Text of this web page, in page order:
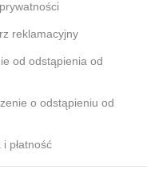
reklamacyjny
od odstąpienia od
o odstąpieniu od
płatność